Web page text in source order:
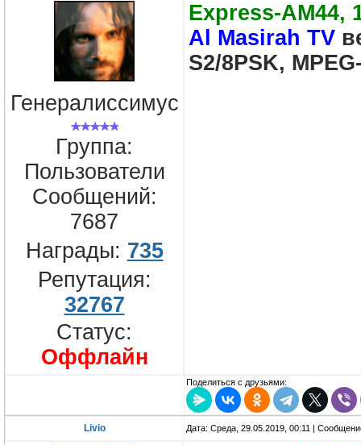
Генералиссимус
Группа:
Пользователи
Сообщений:
7687
Награды: 735
Репутация:
32767
Статус:
Оффлайн
Express-AM44,
Al Masirah TV
S2/8PSK,
Поделиться с друзьями:
Livio Дата: Среда, 29.05.2019, 00:11 |